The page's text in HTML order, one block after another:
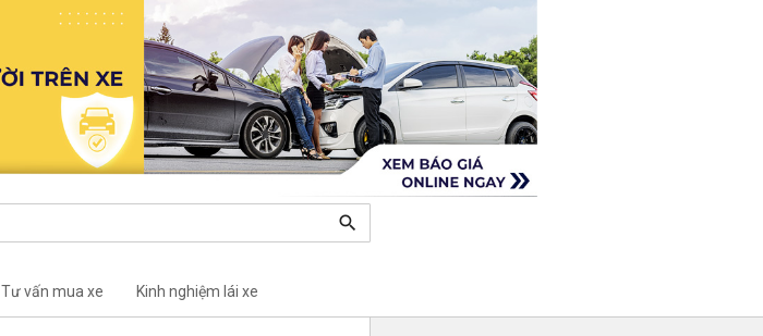
search
Tư vấn mua xe Kinh nghiệm lái xe